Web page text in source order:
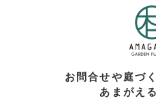
お問合せや庭づ
あまがえ